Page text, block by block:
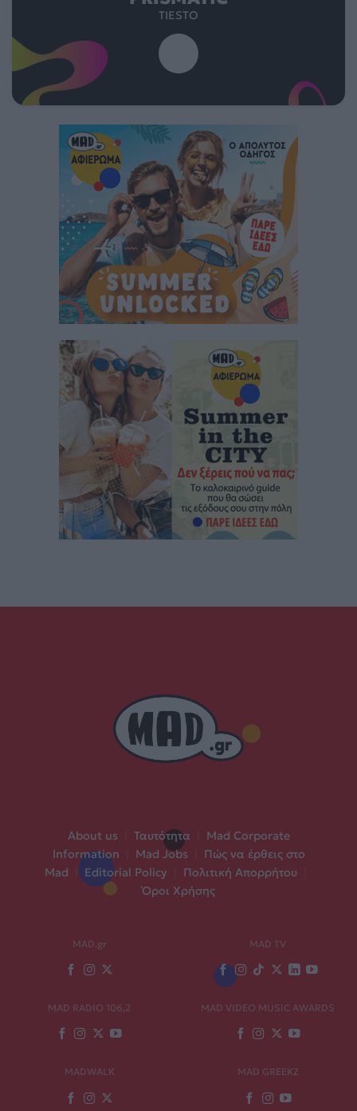
TIESTO
About us Ταυτότητα
Mad Corporate
Information
Mad Jobs
Πώς να έρθεις στο
Mad
Editorial Policy Πολιτική Απορρήτου
Όροι Χρήσης
MAD.gr MAD TV
MAD RADIO 106,2 MAD VIDEO MUSIC AWARDS
MADWALK MAD GREEKZ